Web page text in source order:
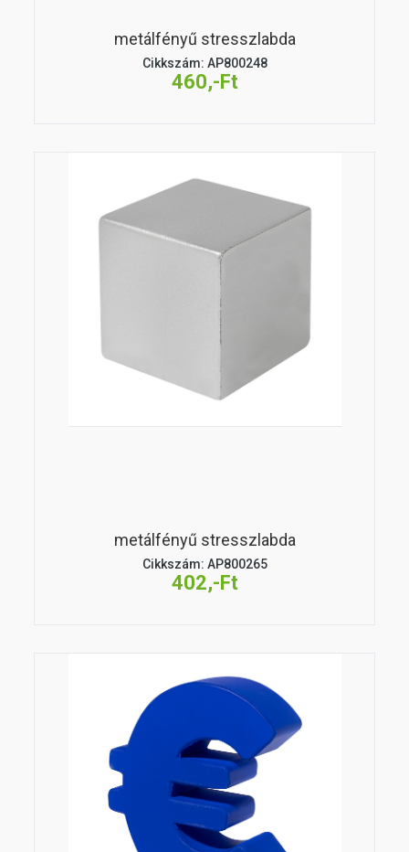
metálfényű stresszlabda
Cikkszám: AP800248
460,-Ft
metálfényű stresszlabda
Cikkszám: AP800265
402,-Ft